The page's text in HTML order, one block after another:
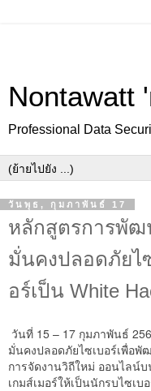
Nontawatt
Professional Data
วันพุธ, กุมภาพันธ์ 17
หลักสูตรการพั
มั่นคงปลอดภัยไ
อร์เป็น White
วันที่ 15 – 17 กุมภาพันธ์
มั่นคงปลอดภัยไซเบอร์เพื่อพั
การจัดงานวิถีใหม่ ออนไลน์บ
เกมส์เมอร์ให้เป็นนักรบไซเบ